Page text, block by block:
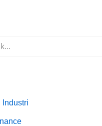
Industri